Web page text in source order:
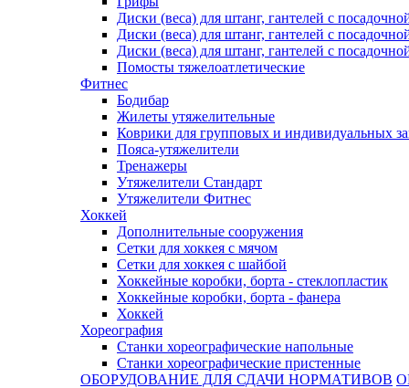
Диски (веса) для штанг, гантелей с
Диски (веса) для штанг, гантелей с
Диски (веса) для штанг, гантелей с
Помосты тяжелоатлетические
Фитнес
Бодибар
Жилеты утяжелительные
Коврики для групповых и индивидуальных
Пояса-утяжелители
Тренажеры
Утяжелители Стандарт
Утяжелители Фитнес
Хоккей
Дополнительные сооружения
Сетки для хоккея с мячом
Сетки для хоккея с шайбой
Хоккейные коробки, борта - стеклопластик
Хоккейные коробки, борта - фанера
Хоккей
Хореография
Станки хореографические напольные
Станки хореографические пристенные
ОБОРУДОВАНИЕ ДЛЯ СДАЧИ НОРМАТИВОВ